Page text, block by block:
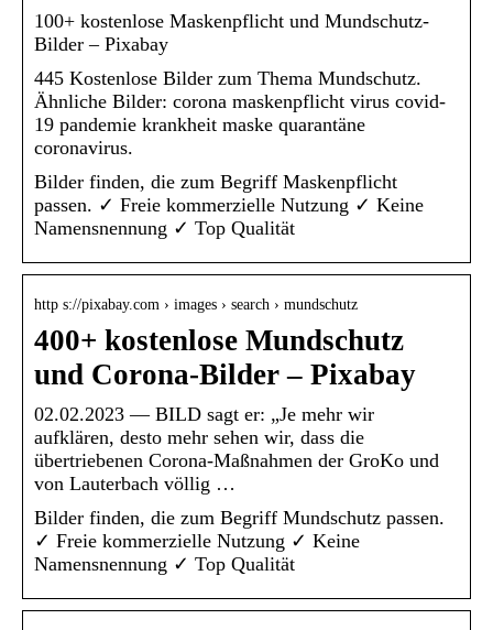
100+ kostenlose Maskenpflicht und Mundschutz-
Bilder – Pixabay
445 Kostenlose Bilder zum Thema Mundschutz.
Ähnliche Bilder: corona maskenpflicht virus covid-
19 pandemie krankheit maske quarantäne
coronavirus.
Bilder finden, die zum Begriff Maskenpflicht
passen. ✓ Freie kommerzielle Nutzung ✓ Keine
Namensnennung ✓ Top Qualität
http s://pixabay.com › images › search › mundschutz
400+ kostenlose Mundschutz
und Corona-Bilder – Pixabay
02.02.2023 — BILD sagt er: „Je mehr wir
aufklären, desto mehr sehen wir, dass die
übertriebenen Corona-Maßnahmen der GroKo und
von Lauterbach völlig …
Bilder finden, die zum Begriff Mundschutz passen.
✓ Freie kommerzielle Nutzung ✓ Keine
Namensnennung ✓ Top Qualität